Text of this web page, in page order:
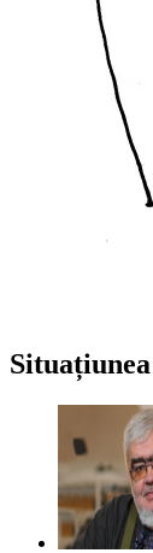
Situațiunea